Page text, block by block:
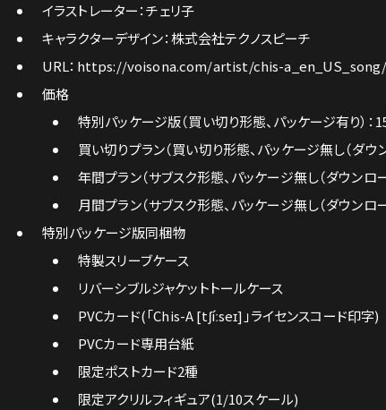
イラストレーター：チェリ子
キャラクターデザイン：株式会社テクノスピーチ
URL： https://voisona.com/artist/chis-a_en_US_song/
価格
特別パッケージ版（買い切り形態、パッケージ有り）
買い切りプラン（買い切り形態、パッケージ無し（ダウ
年間プラン（サブスク形態、パッケージ無し（ダウンロ
月間プラン（サブスク形態、パッケージ無し（ダウンロ
特別パッケージ版同梱物
特製スリーブケース
リバーシブルジャケットトールケース
PVCカード(「Chis-A [tʃíːseɪ]」ライセンスコード印字)
PVCカード専用台紙
限定ポストカード2種
限定アクリルフィギュア(1/10スケール)